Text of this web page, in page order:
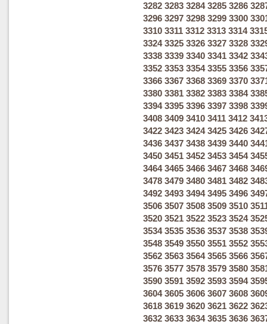
3282 3283 3284 3285 3286
3296 3297 3298 3299 3300
3310 3311 3312 3313 3314
3324 3325 3326 3327 3328
3338 3339 3340 3341 3342
3352 3353 3354 3355 3356
3366 3367 3368 3369 3370
3380 3381 3382 3383 3384
3394 3395 3396 3397 3398
3408 3409 3410 3411 3412
3422 3423 3424 3425 3426
3436 3437 3438 3439 3440
3450 3451 3452 3453 3454
3464 3465 3466 3467 3468
3478 3479 3480 3481 3482
3492 3493 3494 3495 3496
3506 3507 3508 3509 3510
3520 3521 3522 3523 3524
3534 3535 3536 3537 3538
3548 3549 3550 3551 3552
3562 3563 3564 3565 3566
3576 3577 3578 3579 3580
3590 3591 3592 3593 3594
3604 3605 3606 3607 3608
3618 3619 3620 3621 3622
3632 3633 3634 3635 3636